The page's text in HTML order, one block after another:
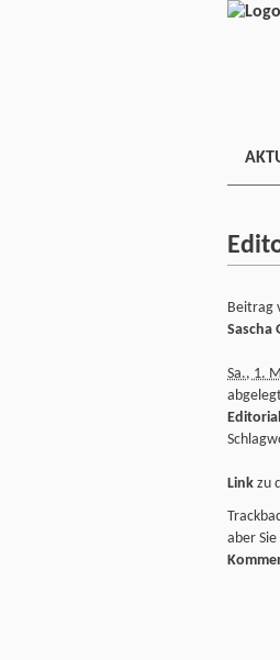
Beitrag
Sascha
Sa., 1.
Link zu
aber